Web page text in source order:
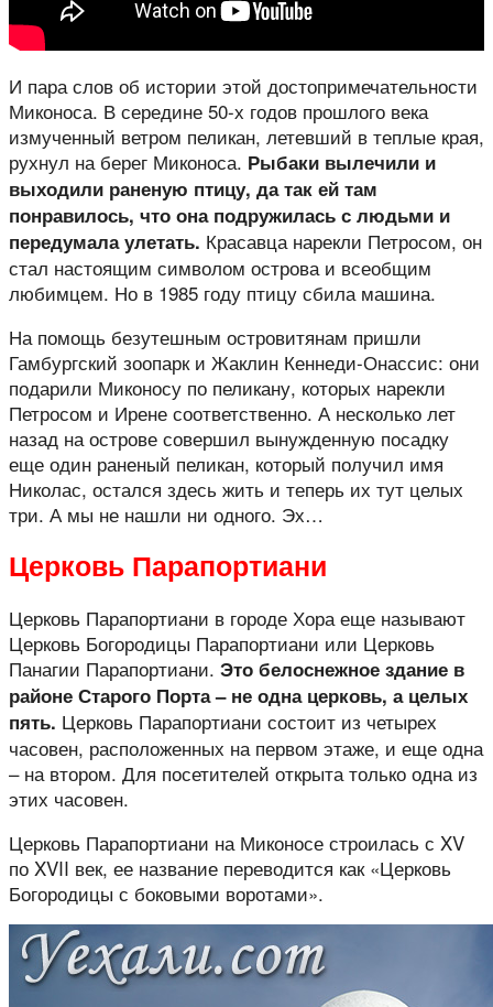
И пара слов об истории этой достопримечательности
Миконоса. В середине 50-х годов прошлого века
измученный ветром пеликан, летевший в теплые края,
рухнул на берег Миконоса. Рыбаки вылечили и
выходили раненую птицу, да так ей там
понравилось, что она подружилась с людьми и
передумала улетать. Красавца нарекли Петросом, он
стал настоящим символом острова и всеобщим
любимцем. Но в 1985 году птицу сбила машина.
На помощь безутешным островитянам пришли
Гамбургский зоопарк и Жаклин Кеннеди-Онассис: они
подарили Миконосу по пеликану, которых нарекли
Петросом и Ирене соответственно. А несколько лет
назад на острове совершил вынужденную посадку
еще один раненый пеликан, который получил имя
Николас, остался здесь жить и теперь их тут целых
три. А мы не нашли ни одного. Эх…
Церковь Парапортиани
Церковь Парапортиани в городе Хора еще называют
Церковь Богородицы Парапортиани или Церковь
Панагии Парапортиани. Это белоснежное здание в
районе Старого Порта – не одна церковь, а целых
пять. Церковь Парапортиани состоит из четырех
часовен, расположенных на первом этаже, и еще одна
– на втором. Для посетителей открыта только одна из
этих часовен.
Церковь Парапортиани на Миконосе строилась с XV
по XVII век, ее название переводится как «Церковь
Богородицы с боковыми воротами».